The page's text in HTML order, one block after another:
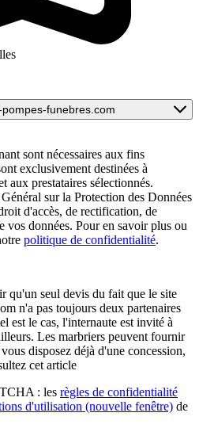
funebres.com
sont nécessaires aux fins
exclusivement destinées à
aux prestataires sélectionnés.
sur la Protection des Données
d'accès, de rectification, de
vos données. Pour en savoir plus ou
politique de confidentialité.
qu'un seul devis du fait que le site
n'a pas toujours deux partenaires
est le cas, l'internaute est invité à
Les marbriers peuvent fournir
disposez déjà d'une concession,
cet article
: les règles de confidentialité
d'utilisation (nouvelle fenêtre) de